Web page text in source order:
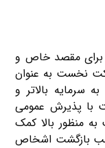
مقصد خاص و
نخست به عنوان
سرمایه بالاتر و
با پذیرش عمومی
منظور بالا کمک
بازگشت اشخاص